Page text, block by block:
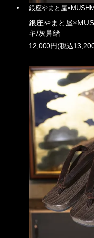
銀座やまと屋
銀座やまと屋
キ/灰鼻緒
12,000円(税込